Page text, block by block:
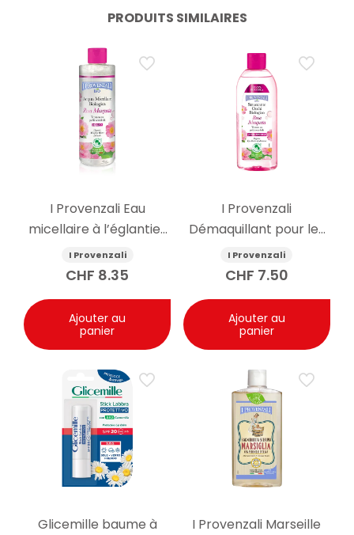
PRODUITS SIMILAIRES
I Provenzali Eau
micellaire à l’églantier
bio 400ml
I Provenzali
CHF 8.35
Ajouter au
panier
I Provenzali
Démaquillant pour les
yeux à l’églantier bio
150ml
I Provenzali
CHF 7.50
Ajouter au
panier
Glicemille baume à
I Provenzali Marseille